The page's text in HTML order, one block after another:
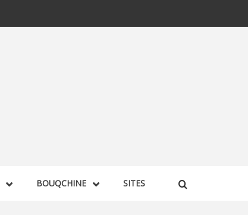
BOUQCHINE SITES